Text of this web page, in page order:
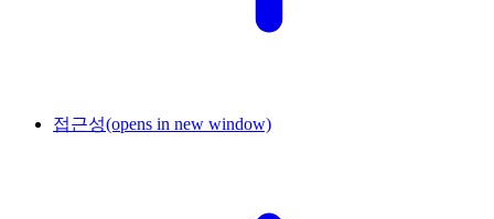
접근성(opens in new window)